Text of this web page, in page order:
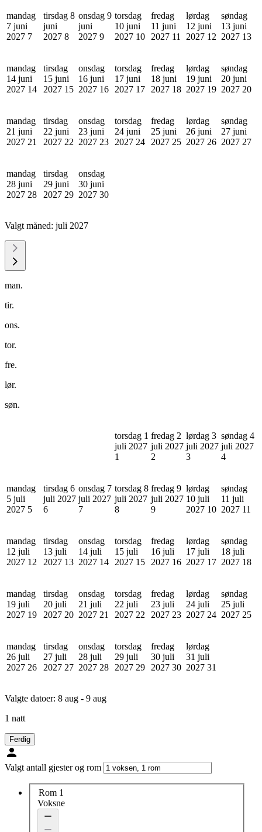
mandag
7 juni
2027 7
tirsdag 8
juni
2027 8
onsdag 9
juni
2027 9
torsdag
10 juni
2027 10
fredag
11 juni
2027 11
lørdag
12 juni
2027 12
søndag
13 juni
2027 13
mandag
14 juni
2027 14
tirsdag
15 juni
2027 15
onsdag
16 juni
2027 16
torsdag
17 juni
2027 17
fredag
18 juni
2027 18
lørdag
19 juni
2027 19
søndag
20 juni
2027 20
mandag
21 juni
2027 21
tirsdag
22 juni
2027 22
onsdag
23 juni
2027 23
torsdag
24 juni
2027 24
fredag
25 juni
2027 25
lørdag
26 juni
2027 26
søndag
27 juni
2027 27
mandag
28 juni
2027 28
tirsdag
29 juni
2027 29
onsdag
30 juni
2027 30
Valgt måned: juli 2027
man.
tir.
ons.
tor.
fre.
lør.
søn.
torsdag 1
juli 2027
1
fredag 2
juli 2027
2
lørdag 3
juli 2027
3
søndag 4
juli 2027
4
mandag
5 juli
2027 5
tirsdag 6
juli 2027
6
onsdag 7
juli 2027
7
torsdag 8
juli 2027
8
fredag 9
juli 2027
9
lørdag
10 juli
2027 10
søndag
11 juli
2027 11
mandag
12 juli
2027 12
tirsdag
13 juli
2027 13
onsdag
14 juli
2027 14
torsdag
15 juli
2027 15
fredag
16 juli
2027 16
lørdag
17 juli
2027 17
søndag
18 juli
2027 18
mandag
19 juli
2027 19
tirsdag
20 juli
2027 20
onsdag
21 juli
2027 21
torsdag
22 juli
2027 22
fredag
23 juli
2027 23
lørdag
24 juli
2027 24
søndag
25 juli
2027 25
mandag
26 juli
2027 26
tirsdag
27 juli
2027 27
onsdag
28 juli
2027 28
torsdag
29 juli
2027 29
fredag
30 juli
2027 30
lørdag
31 juli
2027 31
Valgte datoer: 8 aug - 9 aug
1 natt
Ferdig
Valgt antall gjester og rom
Rom 1
Voksne